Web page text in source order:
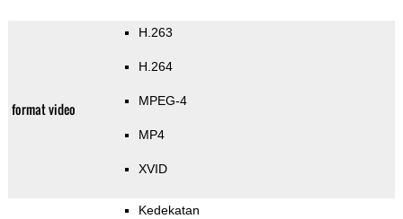
format video
H.263
H.264
MPEG-4
MP4
XVID
Kedekatan